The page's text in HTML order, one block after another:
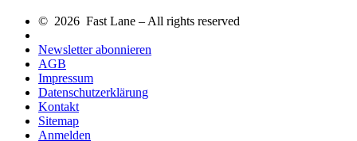
© 2026 Fast Lane – All rights reserved
Newsletter abonnieren
AGB
Impressum
Datenschutzerklärung
Kontakt
Sitemap
Anmelden